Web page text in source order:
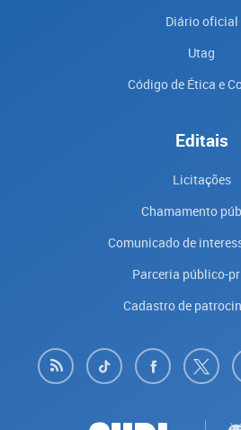
Diário oficial
Utag
Código de Ética e
Editais
Licitações
Chamamento
Comunicado de
Parceria público-
Cadastro de